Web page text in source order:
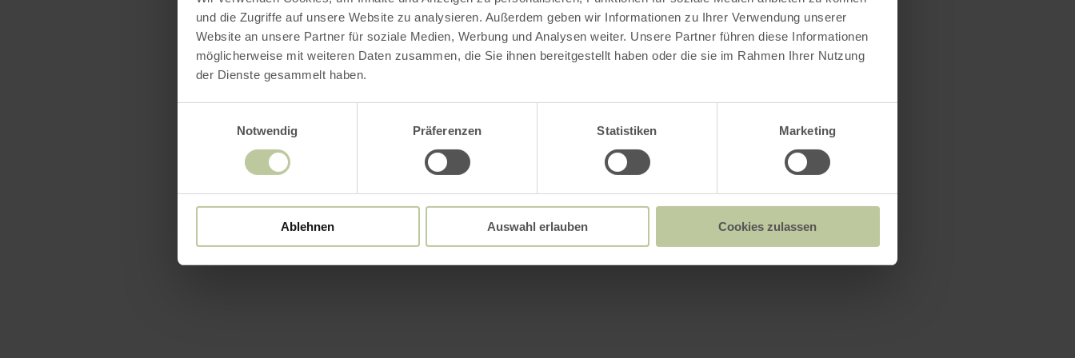
und die Zugriffe auf unsere Website zu analysieren. Außerdem geben wir Informationen zu Ihrer Verwendung unserer
Website an unsere Partner für soziale Medien, Werbung und Analysen weiter. Unsere Partner führen diese Informationen
möglicherweise mit weiteren Daten zusammen, die Sie ihnen bereitgestellt haben oder die sie im Rahmen Ihrer Nutzung
der Dienste gesammelt haben.
Notwendig
Präferenzen Statistiken Marketing
Ablehnen Auswahl erlauben Cookies zulassen